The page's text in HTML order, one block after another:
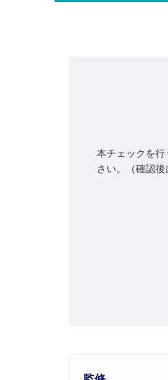
本チェックを
さい。（確認